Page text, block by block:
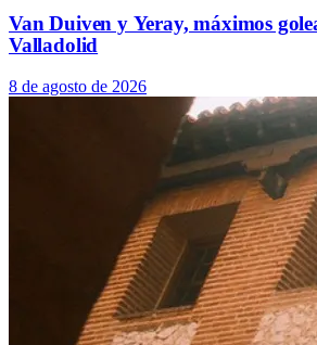
Van Duiven y Yeray, máximos
Valladolid
8 de agosto de 2026